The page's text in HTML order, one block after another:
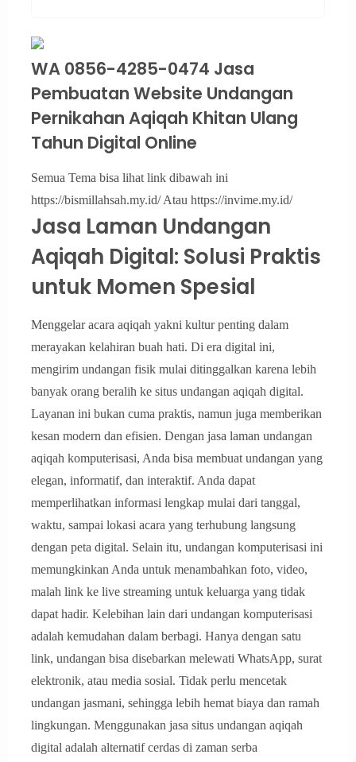
WA 0856-4285-0474 Jasa
Pembuatan Website Undangan
Pernikahan Aqiqah Khitan Ulang
Tahun Digital Online
Semua Tema bisa lihat link dibawah ini
https://bismillahsah.my.id/ Atau https://invime.my.id/
Jasa Laman Undangan
Aqiqah Digital: Solusi Praktis
untuk Momen Spesial
Menggelar acara aqiqah yakni kultur penting dalam
merayakan kelahiran buah hati. Di era digital ini,
mengirim undangan fisik mulai ditinggalkan karena lebih
banyak orang beralih ke situs undangan aqiqah digital.
Layanan ini bukan cuma praktis, namun juga memberikan
kesan modern dan efisien. Dengan jasa laman undangan
aqiqah komputerisasi, Anda bisa membuat undangan yang
elegan, informatif, dan interaktif. Anda dapat
memperlihatkan informasi lengkap mulai dari tanggal,
waktu, sampai lokasi acara yang terhubung langsung
dengan peta digital. Selain itu, undangan komputerisasi ini
memungkinkan Anda untuk menambahkan foto, video,
malah link ke live streaming untuk keluarga yang tidak
dapat hadir. Kelebihan lain dari undangan komputerisasi
adalah kemudahan dalam berbagi. Hanya dengan satu
link, undangan bisa disebarkan melewati WhatsApp, surat
elektronik, atau media sosial. Tidak perlu mencetak
undangan jasmani, sehingga lebih hemat biaya dan ramah
lingkungan. Menggunakan jasa situs undangan aqiqah
digital adalah alternatif cerdas di zaman serba